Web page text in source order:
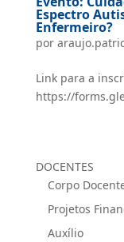
Espectro
Enfermeiro?
por
Link para a
https://
DOCENTES
Corpo
Projetos
Auxílio